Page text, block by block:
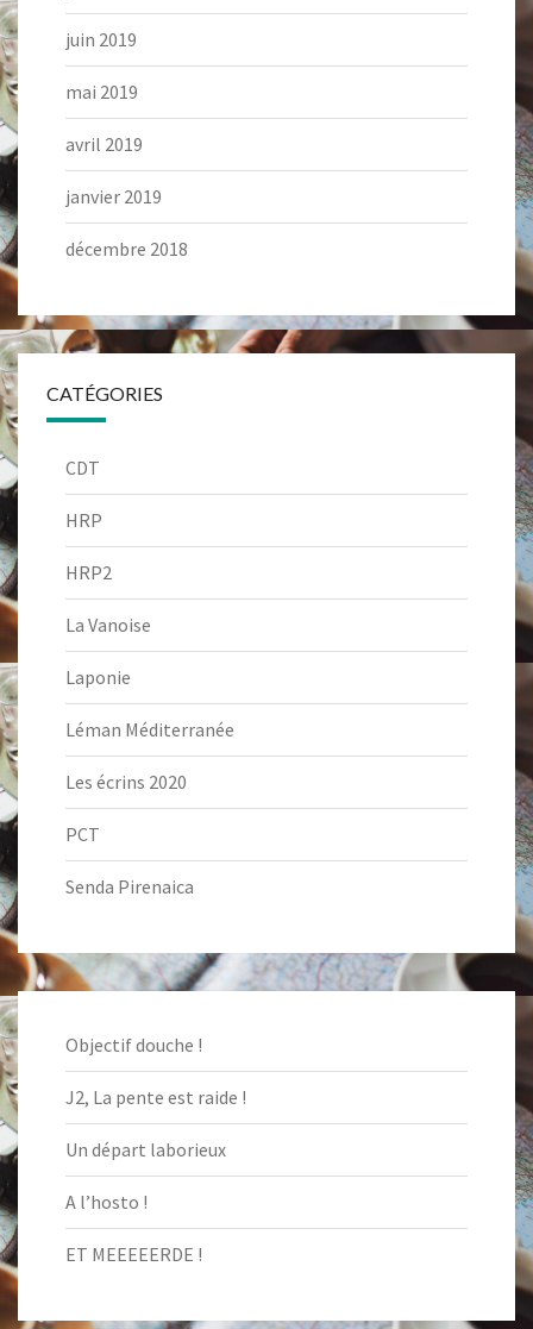
juin 2019
mai 2019
avril 2019
janvier 2019
décembre 2018
CATÉGORIES
CDT
HRP
HRP2
La Vanoise
Laponie
Léman Méditerranée
Les écrins 2020
PCT
Senda Pirenaica
Objectif douche !
J2, La pente est raide !
Un départ laborieux
A l’hosto !
ET MEEEEERDE !